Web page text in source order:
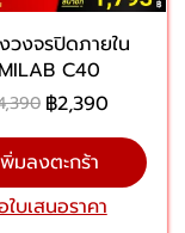
วงจรปิดภายใน
C40
฿2,390
พิ่มลงตะกร้า
ใบเสนอราคา